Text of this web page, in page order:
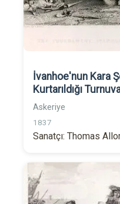
İvanhoe'nun Kara
Kurtarıldığı
Askeriye
1837
Sanatçı: Thomas